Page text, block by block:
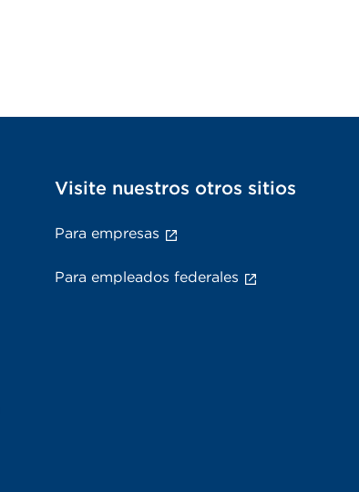
Visite nuestros otros sitios
Para empresas
Para empleados federales